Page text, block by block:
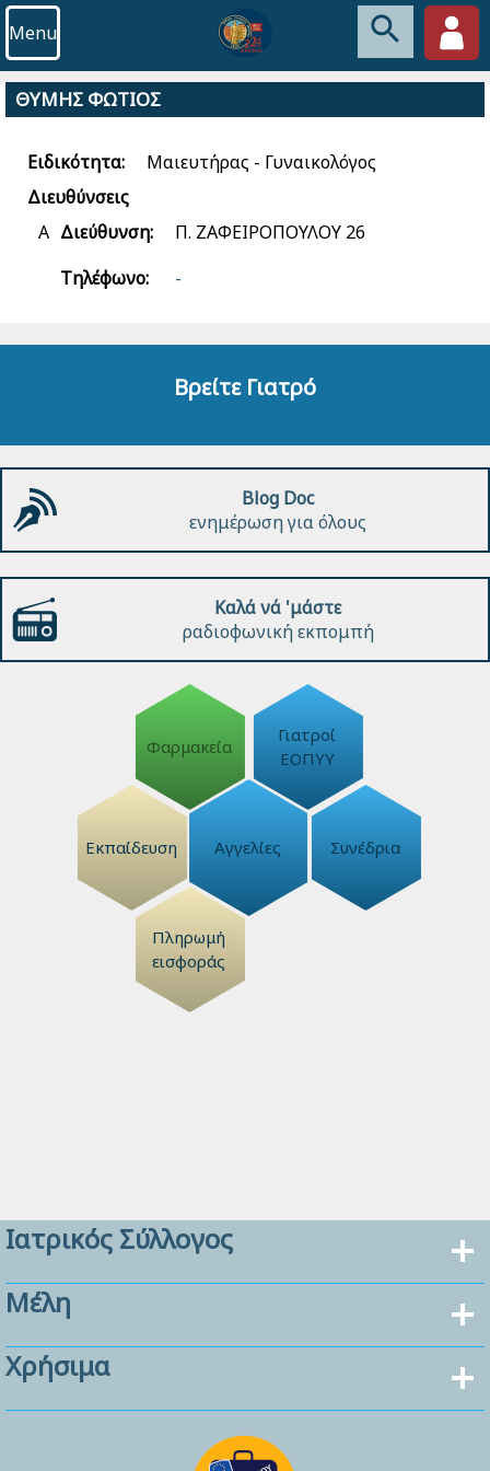
Menu
ΘΥΜΗΣ ΦΩΤΙΟΣ
Ειδικότητα:
Μαιευτήρας - Γυναικολόγος
Διευθύνσεις
Α Διεύθυνση:
Π. ΖΑΦΕΙΡΟΠΟΥΛΟΥ 26
Τηλέφωνο:
-
Βρείτε Γιατρό
Blog Doc
ενημέρωση για όλους
Καλά νά 'μάστε
ραδιοφωνική εκπομπή
Φαρμακεία
Γιατροί
ΕΟΠΥΥ
Εκπαίδευση Αγγελίες Συνέδρια
Πληρωμή
εισφοράς
Ιατρικός Σύλλογος
Μέλη
Χρήσιμα